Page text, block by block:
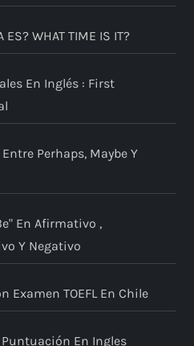
ES? WHAT TIME IS IT?
En Inglés : First
Perhaps, Maybe Y
En Afirmativo ,
Y Negativo
Examen TOEFL En Chile
En Ingles